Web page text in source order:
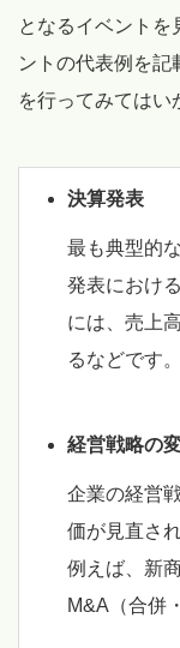
となるイベントを
ントの代表例を記
を行ってみてはい
決算発表
最も典型的
発表におけ
には、売上
るなどです。
経営戦略の
企業の経営
価が見直さ
例えば、新
M&A（合併